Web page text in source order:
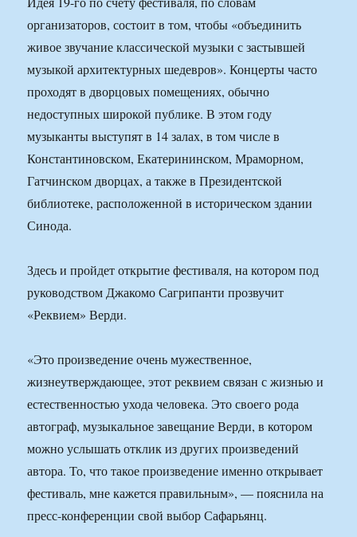
организаторов, состоит в том, чтобы «объединить
живое звучание классической музыки с застывшей
музыкой архитектурных шедевров». Концерты часто
проходят в дворцовых помещениях, обычно
недоступных широкой публике. В этом году
музыканты выступят в 14 залах, в том числе в
Константиновском, Екатерининском, Мраморном,
Гатчинском дворцах, а также в Президентской
библиотеке, расположенной в историческом здании
Синода.
Здесь и пройдет открытие фестиваля, на котором под
руководством Джакомо Сагрипанти прозвучит
«Реквием» Верди.
«Это произведение очень мужественное,
жизнеутверждающее, этот реквием связан с жизнью и
естественностью ухода человека. Это своего рода
автограф, музыкальное завещание Верди, в котором
можно услышать отклик из других произведений
автора. То, что такое произведение именно открывает
фестиваль, мне кажется правильным», — пояснила на
пресс-конференции свой выбор Сафарьянц.